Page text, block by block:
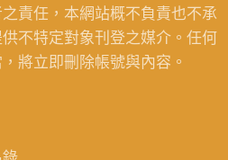
責任，本網站概不負責也不承
不特定對象刊登之媒介。任何
將立即刪除帳號與內容。